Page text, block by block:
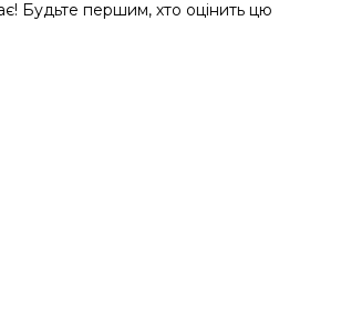
Будьте першим, хто оцінить цю